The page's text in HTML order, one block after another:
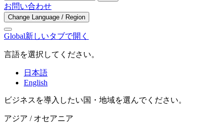
お問い合わせ
Change Language / Region
Global新しいタブで開く
言語を選択してください。
日本語
English
ビジネスを導入したい国・地域を選んでください。
アジア / オセアニア